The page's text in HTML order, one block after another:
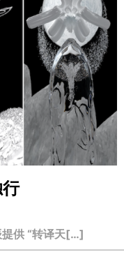
供 “转译天[…]